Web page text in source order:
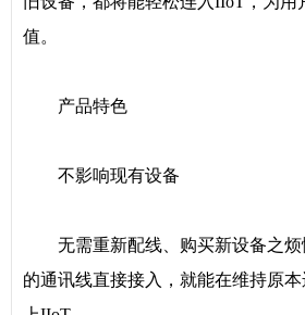
值。
产品特色
不影响现有设备
无需重新配线、购买新设备之烦
的通讯线直接接入，就能在维持原